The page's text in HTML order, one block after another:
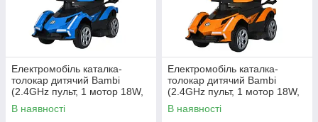
Електромобіль каталка-
толокар дитячий Bambi
(2.4GHz пульт, 1 мотор 18W,
акум. 6V4AH) M 5781EBLR-4
Синій
В наявності
Електромобіль каталка-
толокар дитячий Bambi
(2.4GHz пульт, 1 мотор 18W,
акум. 6V4AH) M 5781EBLR-7
Помаранчевий
В наявності